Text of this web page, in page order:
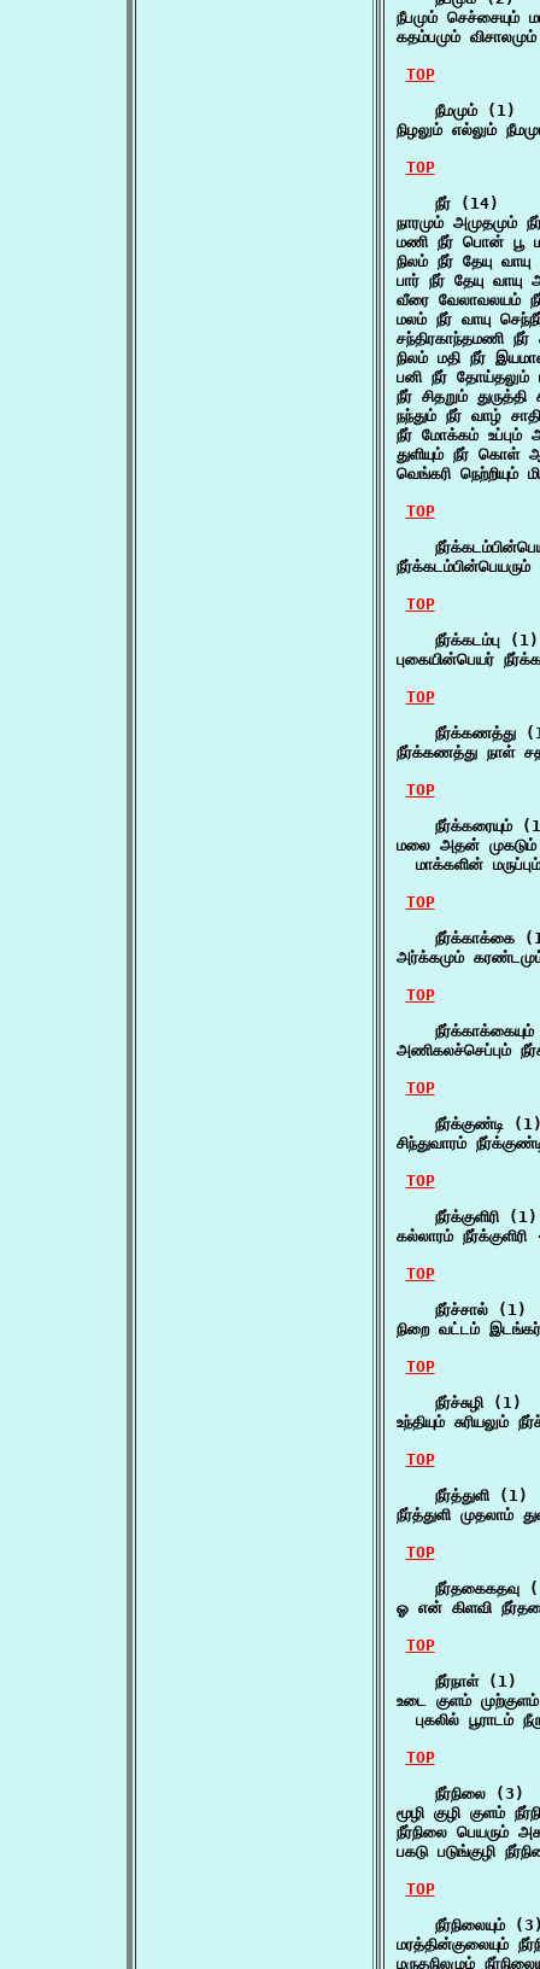
நீபமும்
கதம்பமும்
TOP
    நீமமும் (1)
நிழலும் எல்லும்
TOP
    நீர் (14)
நாரமும் அமுதமும்
மணி நீர் பொன்
நிலம் நீர் தேயு
பார் நீர் தேயு
வீரை வேலாவலயம்
மலம் நீர் வாயு
சந்திரகாந்தமணி
நிலம் மதி நீர்
பனி நீர்
நீர் சிதறும்
நந்தும் நீர் வாழ்
நீர் மோக்கம்
துளியும் நீர் கொள்
வெங்கரி நெற்றியும்
TOP
TOP
    நீர்க்கடம்பு (1)
புகையின்பெயர்
TOP
நீர்க்கணத்து
நீர்க்கணத்து நாள்
TOP
நீர்க்கரையும்
மலை அதன் முகடும்
மாக்களின்
TOP
நீர்க்காக்கை
அர்க்கமும்
TOP
நீர்க்காக்கையும்
அணிகலச்செப்பும்
TOP
நீர்க்குண்டி
சிந்துவாரம்
TOP
    நீர்க்குளிரி (1)
கல்லாரம்
TOP
    நீர்ச்சால் (1)
நிறை வட்டம்
TOP
    நீர்ச்சுழி (1)
உந்தியும் சுரியலும்
TOP
    நீர்த்துளி (1)
நீர்த்துளி முதலாம்
TOP
நீர்தகைகதவு
ஓ என் கிளவி
TOP
    நீர்நாள் (1)
உடை குளம் முற்குளம்
புகலில் பூராடம்
TOP
    நீர்நிலை (3)
மூழி குழி குளம்
நீர்நிலை பெயரும்
பகடு படுங்குழி
TOP
நீர்நிலையும்
மரத்தின்குலையும்
மருதநிலமும்